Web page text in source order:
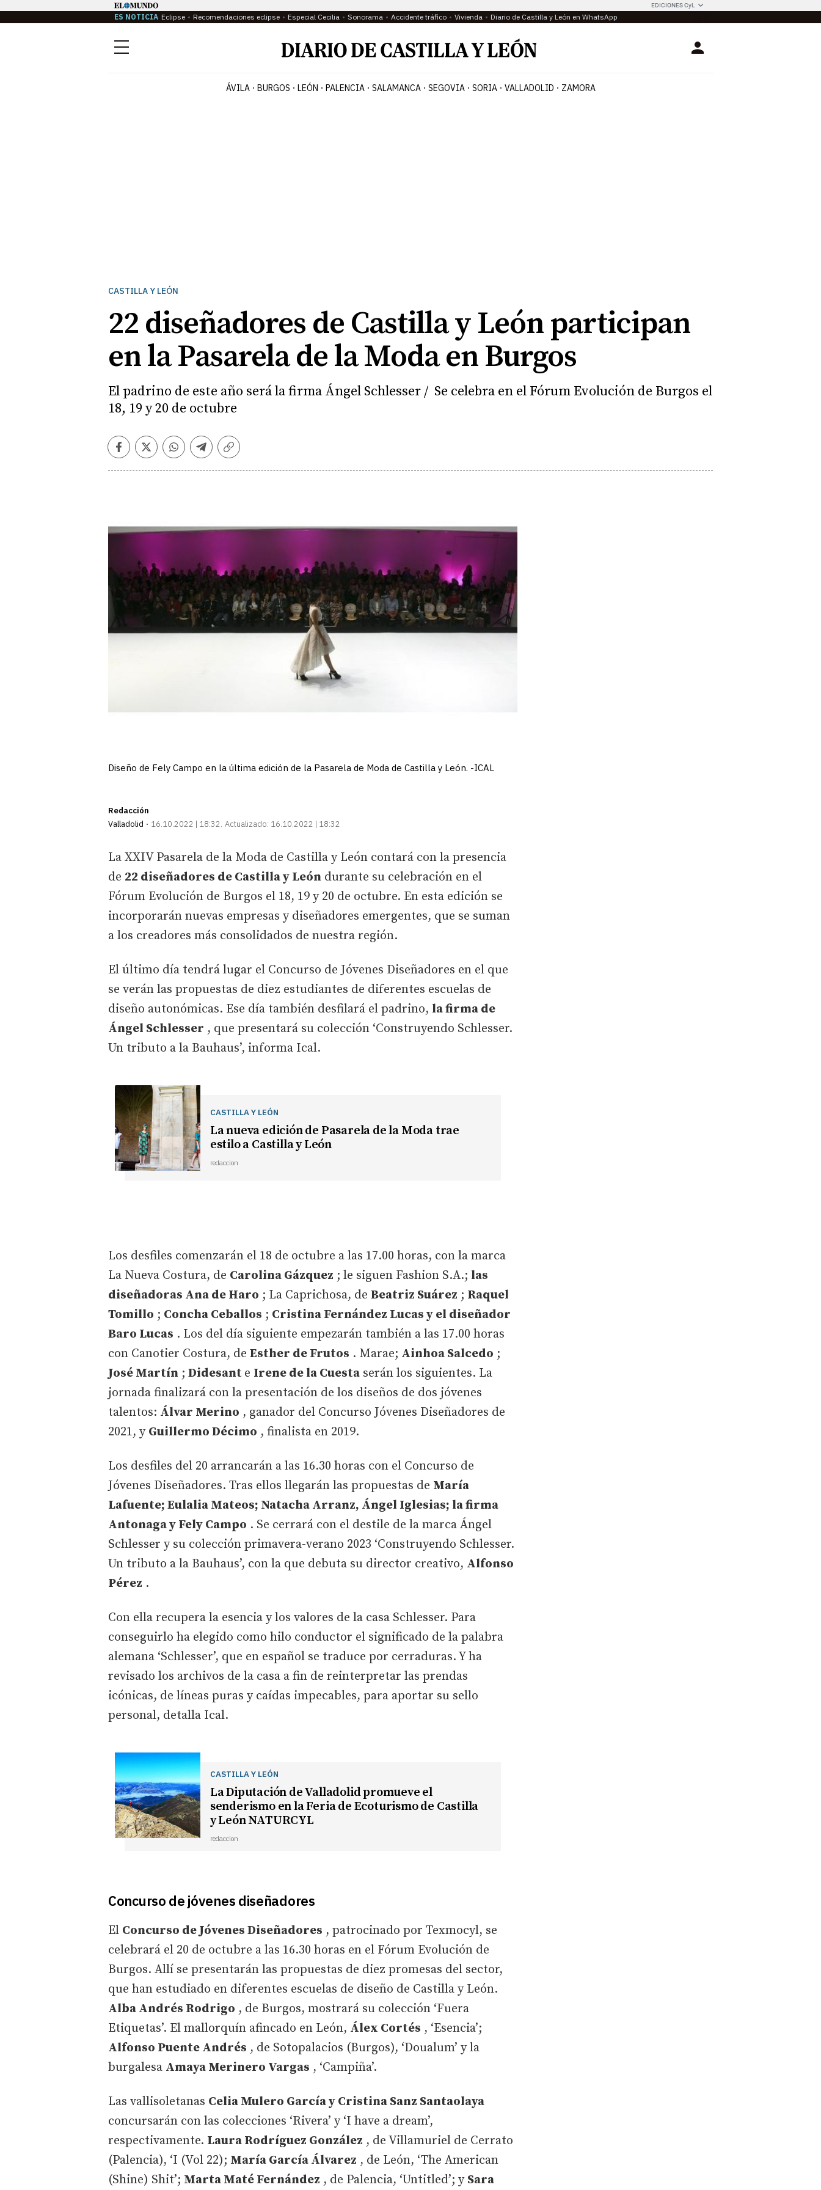
EDICIONES CyL
ES NOTICIA Eclipse Recomendaciones eclipse Especial Cecilia Sonorama Accidente tráfico Vivienda Diario de Castilla y León en WhatsApp
Menú Login
ÁVILA BURGOS LEÓN PALENCIA SALAMANCA SEGOVIA SORIA VALLADOLID ZAMORA
CASTILLA Y LEÓN
22 diseñadores de Castilla y León participan
en la Pasarela de la Moda en Burgos
El padrino de este año será la firma Ángel Schlesser / Se celebra en el Fórum Evolución de Burgos el
18, 19 y 20 de octubre
Facebook
TwitterWhatsapp
Telegram
Copiar
Diseño de Fely Campo en la última edición de la Pasarela de Moda de Castilla y León. -ICAL
Redacción
Valladolid
16.10.2022 | 18:32 Actualizado: 16.10.2022 | 18:32
La XXIV Pasarela de la Moda de Castilla y León contará con la presencia
de 22 diseñadores de Castilla y León durante su celebración en el
Fórum Evolución de Burgos el 18, 19 y 20 de octubre. En esta edición se
incorporarán nuevas empresas y diseñadores emergentes, que se suman
a los creadores más consolidados de nuestra región.
El último día tendrá lugar el Concurso de Jóvenes Diseñadores en el que
se verán las propuestas de diez estudiantes de diferentes escuelas de
diseño autonómicas. Ese día también desfilará el padrino, la firma de
Ángel Schlesser , que presentará su colección ‘Construyendo Schlesser.
Un tributo a la Bauhaus’, informa Ical.
CASTILLA Y LEÓN
La nueva edición de Pasarela de la Moda trae
estilo a Castilla y León
redaccion
Los desfiles comenzarán el 18 de octubre a las 17.00 horas, con la marca
La Nueva Costura, de Carolina Gázquez ; le siguen Fashion S.A.; las
diseñadoras Ana de Haro ; La Caprichosa, de Beatriz Suárez ; Raquel
Tomillo ; Concha Ceballos ; Cristina Fernández Lucas y el diseñador
Baro Lucas . Los del día siguiente empezarán también a las 17.00 horas
con Canotier Costura, de Esther de Frutos . Marae; Ainhoa Salcedo ;
José Martín ; Didesant e Irene de la Cuesta serán los siguientes. La
jornada finalizará con la presentación de los diseños de dos jóvenes
talentos: Álvar Merino , ganador del Concurso Jóvenes Diseñadores de
2021, y Guillermo Décimo , finalista en 2019.
Los desfiles del 20 arrancarán a las 16.30 horas con el Concurso de
Jóvenes Diseñadores. Tras ellos llegarán las propuestas de María
Lafuente; Eulalia Mateos; Natacha Arranz, Ángel Iglesias; la firma
Antonaga y Fely Campo . Se cerrará con el destile de la marca Ángel
Schlesser y su colección primavera-verano 2023 ‘Construyendo Schlesser.
Un tributo a la Bauhaus’, con la que debuta su director creativo, Alfonso
Pérez .
Con ella recupera la esencia y los valores de la casa Schlesser. Para
conseguirlo ha elegido como hilo conductor el significado de la palabra
alemana ‘Schlesser’, que en español se traduce por cerraduras. Y ha
revisado los archivos de la casa a fin de reinterpretar las prendas
icónicas, de líneas puras y caídas impecables, para aportar su sello
personal, detalla Ical.
CASTILLA Y LEÓN
La Diputación de Valladolid promueve el
senderismo en la Feria de Ecoturismo de Castilla
y León NATURCYL
redaccion
Concurso de jóvenes diseñadores
El Concurso de Jóvenes Diseñadores , patrocinado por Texmocyl, se
celebrará el 20 de octubre a las 16.30 horas en el Fórum Evolución de
Burgos. Allí se presentarán las propuestas de diez promesas del sector,
que han estudiado en diferentes escuelas de diseño de Castilla y León.
Alba Andrés Rodrigo , de Burgos, mostrará su colección ‘Fuera
Etiquetas’. El mallorquín afincado en León, Álex Cortés , ‘Esencia’;
Alfonso Puente Andrés , de Sotopalacios (Burgos), ‘Doualum’ y la
burgalesa Amaya Merinero Vargas , ‘Campiña’.
Las vallisoletanas Celia Mulero García y Cristina Sanz Santaolaya
concursarán con las colecciones ‘Rivera’ y ‘I have a dream’,
respectivamente. Laura Rodríguez González , de Villamuriel de Cerrato
(Palencia), ‘I (Vol 22); María García Álvarez , de León, ‘The American
(Shine) Shit’; Marta Maté Fernández , de Palencia, ‘Untitled’; y Sara